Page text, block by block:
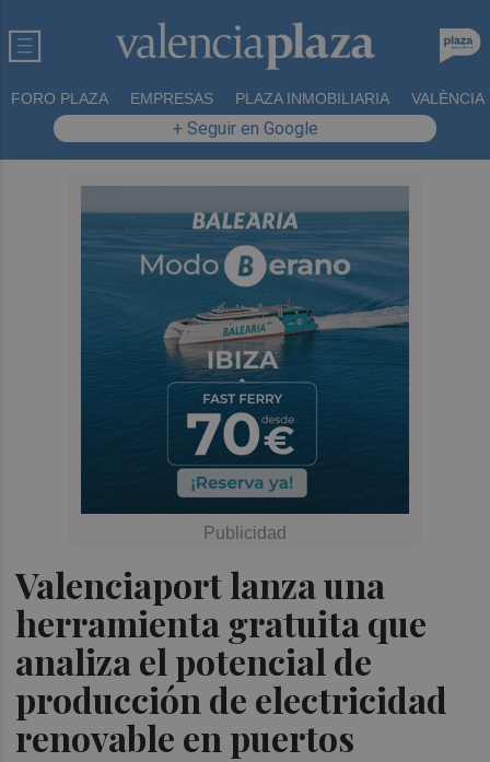
FORO PLAZA EMPRESAS PLAZA INMOBILIARIA VALÈNCIA
+ Seguir en Google
Valenciaport lanza una
herramienta gratuita que
analiza el potencial de
producción de electricidad
renovable en puertos